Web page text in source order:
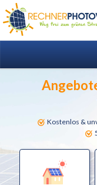
Kostenlos &